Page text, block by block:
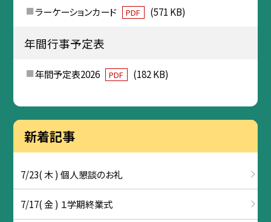
ラーケーションカード PDF (571 KB)
年間行事予定表
年間予定表2026 PDF (182 KB)
新着記事
7/23( 木 ) 個人懇談のお礼
7/17( 金 ) １学期終業式